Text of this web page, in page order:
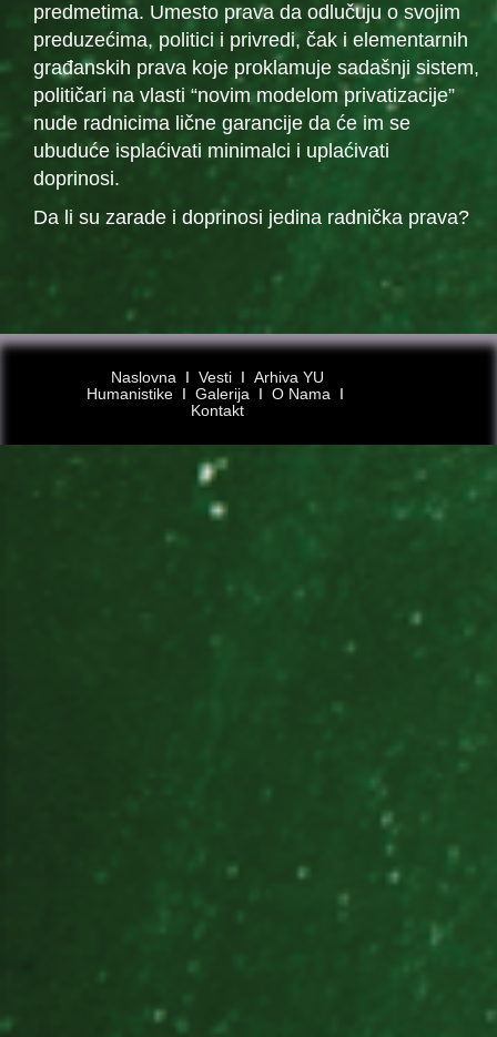
predmetima. Umesto prava da odlučuju o svojim
preduzećima, politici i privredi, čak i elementarnih
građanskih prava koje proklamuje sadašnji sistem,
političari na vlasti “novim modelom privatizacije”
nude radnicima lične garancije da će im se
ubuduće isplaćivati minimalci i uplaćivati
doprinosi.
Da li su zarade i doprinosi jedina radnička prava?
Naslovna Ι Vesti Ι Arhiva YU
Humanistike Ι Galerija Ι O Nama
Ι
Kontakt